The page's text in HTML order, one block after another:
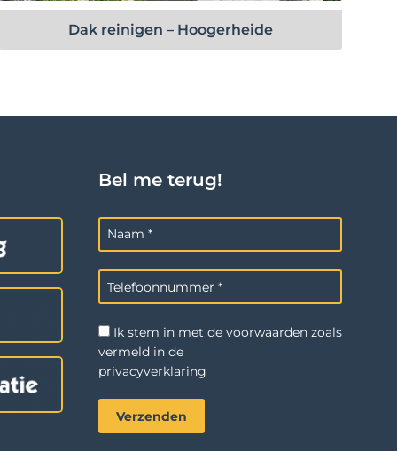
Dak reinigen – Hoogerheide
Bel me terug!
Ik stem in met de voorwaarden zoals
vermeld in de
privacyverklaring